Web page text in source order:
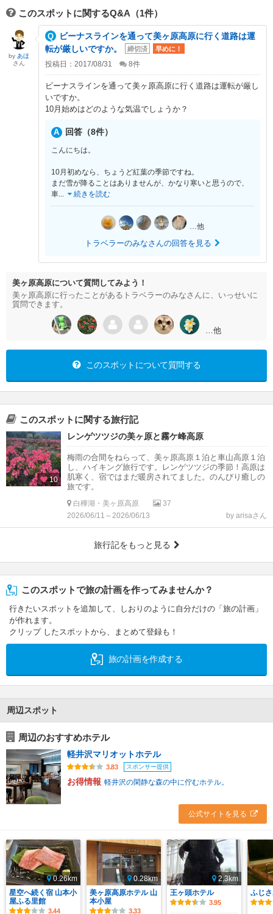
このスポットに関するQ&A（1件）
ビーナスラインを通って美ヶ原高原に行く道路は運
転が厳しいですか。
締切済 早めに！
投稿日：2017/08/31 8件
ビーナスラインを通って美ヶ原高原に行く道路は運転が厳し
いですか。
10月始めはどのような気温でしょうか？
回答（8件）
こんにちは。
10月初めなら、ちょうど紅葉の季節ですね。
まだ雪が降ることはありませんが、かなり寒いと思うので、
車... 続きを読む
…他
トラベラーのみなさんの回答を見る
by あほ
さん
美ヶ原高原について質問してみよう！
美ヶ原高原に行ったことがあるトラベラーのみなさんに、いっせいに
質問できます。
…他
このスポットについて質問する
このスポットに関する旅行記
10
レンゲツツジの美ヶ原と霧ケ峰高原
梅雨の合間をねらって、美ヶ原高原１泊と車山高原１泊
し、ハイキング旅行です。レンゲツツジの季節！高原は
肌寒く、宿ではまだ暖房されてました。のんびり癒しの
旅です。
白樺湖・美ヶ原高原
37
2026/06/11～2026/06/13
by arisaさん
旅行記をもっと見る
このスポットで旅の計画を作ってみませんか？
行きたいスポットを追加して、しおりのように自分だけの「旅の計画」
が作れます。
クリップ したスポットから、まとめて登録も！
旅の計画を作成する
周辺スポット
周辺のおすすめホテル
軽井沢マリオットホテル
3.83 スポンサー提供
お得情報 軽井沢の閑静な森の中に佇むホテル。
公式サイトを見る
0.26km
星空へ続く宿 山本小
屋ふる里館
3.44
0.28km
美ヶ原高原ホテル 山
本小屋
3.33
2.3km
王ヶ頭ホテル
3.95
ふじ